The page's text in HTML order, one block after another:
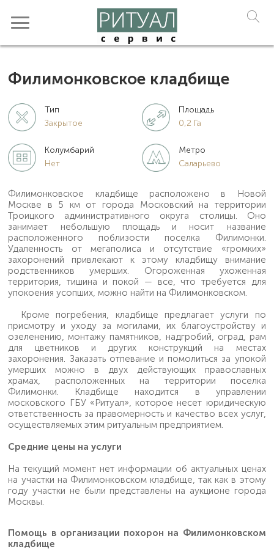
Филимонковское кладбище
Тип
Закрытое
Площадь
0,2 Га
Колумбарий
Нет
Метро
Саларьево
Филимонковское кладбище расположено в Новой
Москве в 5 км от города Московский на территории
Троицкого административного округа столицы. Оно
занимает небольшую площадь и носит название
расположенного поблизости поселка Филимонки.
Удаленность от мегаполиса и отсутствие «громких»
захоронений привлекают к этому кладбищу внимание
родственников умерших. Огороженная ухоженная
территория, тишина и покой — все, что требуется для
упокоения усопших, можно найти на Филимонковском.
Кроме погребения, кладбище предлагает услуги по
присмотру и уходу за могилами, их благоустройству и
озеленению, монтажу памятников, надгробий, оград, рам
для цветников и других конструкций на местах
захоронения. Заказать отпевание и помолиться за упокой
умерших можно в двух действующих православных
храмах, расположенных на территории поселка
Филимонки. Кладбище находится в управлении
московского ГБУ «Ритуал», которое несет юридическую
ответственность за правомерность и качество всех услуг,
осуществляемых этим ритуальным предприятием.
Средние цены на услуги
На текущий момент нет информации об актуальных ценах
на участки на Филимонковском кладбище, так как в этому
году участки не были представлены на аукционе города
Москвы.
Помощь в организации похорон на Филимонковском
кладбище